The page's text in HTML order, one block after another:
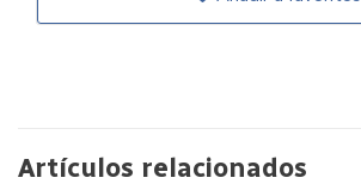
Artículos relacionados